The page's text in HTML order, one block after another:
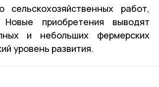
работ,
приобретения выводят
и небольших фермерских
уровень развития.